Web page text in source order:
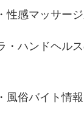
性感マッサー
・ハンドヘル
風俗バイト情報